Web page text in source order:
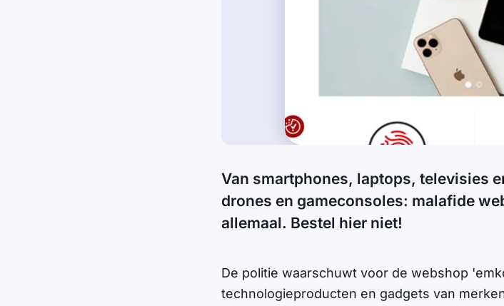
Van smartphones, laptops, televisies
drones en gameconsoles: malafide
allemaal. Bestel hier niet!
De politie waarschuwt voor de webshop
technologieproducten en gadgets van